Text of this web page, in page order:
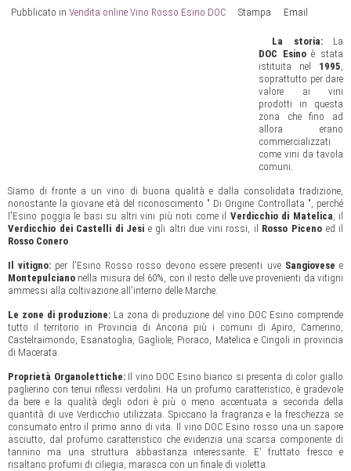
Pubblicato in Vendita online Vino Rosso Esino DOC Stampa Email
La storia:La
DOC Esinoè stata
istituita nel 1995,
soprattutto per dare
valore ai vini
prodotti in questa
zona che fino ad
allora erano
commercializzati
come vini da tavola
comuni.
Siamo di fronte a un vino di buona qualità e dalla consolidata tradizione,
nonostante la giovane età del riconoscimento " Di Origine Controllata ", perché
l'Esino poggia le basi su altri vini più noti come il Verdicchio di Matelica, il
Verdicchio dei Castelli di Jesi e gli altri due vini rossi, il Rosso Picenoed il
Rosso Conero.
Il vitigno: per l'Esino Rosso rosso devono essere presenti uve Sangiovese e
Montepulciano nella misura del 60%, con il resto delle uve provenienti da vitigni
ammessi alla coltivazione all'interno delle Marche.
Le zone di produzione: La zona di produzione del vino DOC Esino comprende
tutto il territorio in Provincia di Ancona più i comuni di Apiro, Camerino,
Castelraimondo, Esanatoglia, Gagliole, Pioraco, Matelica e Cingoli in provincia
di Macerata.
Proprietà Organolettiche:Il vino DOC Esino bianco si presenta di color giallo
paglierino con tenui riflessi verdolini. Ha un profumo caratteristico, è gradevole
da bere e la qualità degli odori è più o meno accentuata a seconda della
quantità di uve Verdicchio utilizzata. Spiccano la fragranza e la freschezza se
consumato entro il primo anno di vita. Il vino DOC Esino rosso una un sapore
asciutto, dal profumo caratteristico che evidenzia una scarsa componente di
tannino ma una struttura abbastanza interessante. E' fruttato fresco e
risaltano profumi di ciliegia, marasca con un finale di violetta.